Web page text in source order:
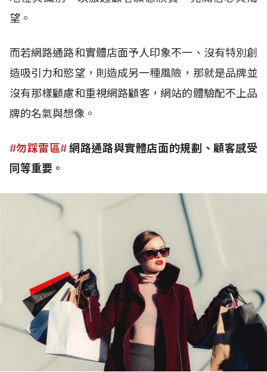
望。
而若網路通路和實體店面予人印象不一、沒有特別創
造吸引力和慾望，則造成另一種風險，那就是品牌並
沒有那樣顧慮和重視網路顧客，網站的體驗配不上品
牌的名氣與想像。
#勿踩雷區#網路通路與實體店面的規劃、顧客感受
同等重要。